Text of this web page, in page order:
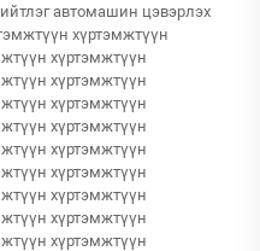
автомашин цэвэрлэх
хүртэмжтүүн
хүртэмжтүүн
хүртэмжтүүн
хүртэмжтүүн
хүртэмжтүүн
хүртэмжтүүн
хүртэмжтүүн
хүртэмжтүүн
хүртэмжтүүн
хүртэмжтүүн